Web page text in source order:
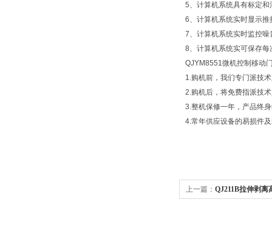
5、计算机系统具有标定和
6、计算机系统实时显示推
7、计算机系统实时监控
8、计算机系统实可保存
QJYM8551微机控制移动
1.购机前，我们专门派技
2.购机后，将免费指派技
3.整机保修一年，产品终
4.常年供应设备的易损件
上一篇： QJ211B拉伸剥离